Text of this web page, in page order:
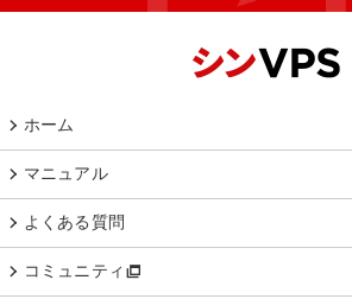
ホーム
マニュアル
よくある質問
コミュニティ